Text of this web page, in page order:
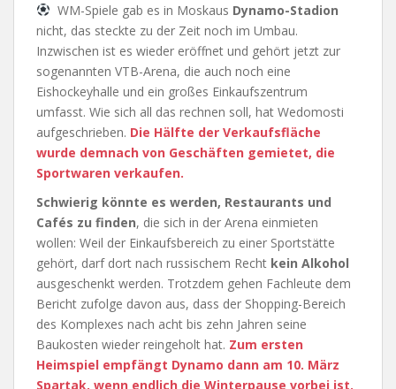
WM-Spiele gab es in Moskaus Dynamo-Stadion
nicht, das steckte zu der Zeit noch im Umbau.
Inzwischen ist es wieder eröffnet und gehört jetzt zur
sogenannten VTB-Arena, die auch noch eine
Eishockeyhalle und ein großes Einkaufszentrum
umfasst. Wie sich all das rechnen soll, hat Wedomosti
aufgeschrieben. Die Hälfte der Verkaufsfläche
wurde demnach von Geschäften gemietet, die
Sportwaren verkaufen.
Schwierig könnte es werden, Restaurants und
Cafés zu finden, die sich in der Arena einmieten
wollen: Weil der Einkaufsbereich zu einer Sportstätte
gehört, darf dort nach russischem Recht kein Alkohol
ausgeschenkt werden. Trotzdem gehen Fachleute dem
Bericht zufolge davon aus, dass der Shopping-Bereich
des Komplexes nach acht bis zehn Jahren seine
Baukosten wieder reingeholt hat. Zum ersten
Heimspiel empfängt Dynamo dann am 10. März
Spartak, wenn endlich die Winterpause vorbei ist.